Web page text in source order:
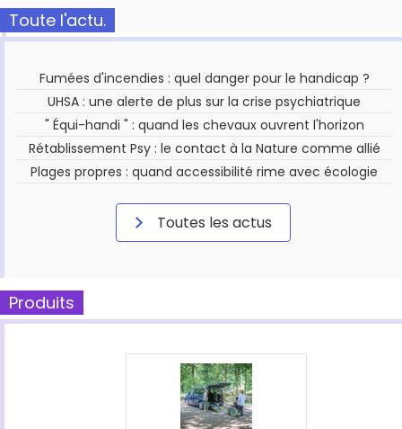
Toute l'actu.
Fumées d'incendies : quel danger pour le handicap ?
UHSA : une alerte de plus sur la crise psychiatrique
" Équi-handi " : quand les chevaux ouvrent l'horizon
Rétablissement Psy : le contact à la Nature comme allié
Plages propres : quand accessibilité rime avec écologie
Toutes les actus
Produits